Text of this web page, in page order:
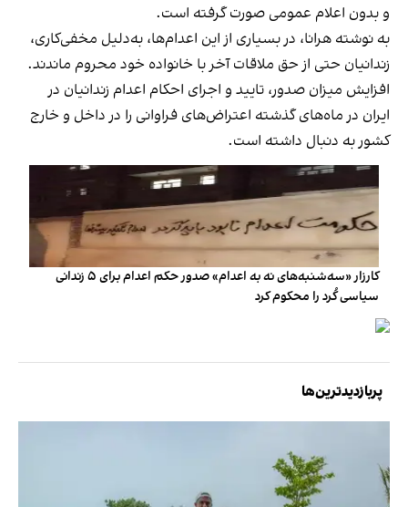
و بدون اعلام عمومی صورت گرفته است.
به نوشته هرانا، در بسیاری از این اعدام‌ها، به‌دلیل مخفی‌کاری،
زندانیان حتی از حق ملاقات آخر با خانواده خود محروم ماندند.
افزایش میزان صدور، تایید و اجرای احکام اعدام زندانیان در
ایران در ماه‌های گذشته اعتراض‌های فراوانی را در داخل و خارج
کشور به دنبال داشته است.
کارزار «سه‌شنبه‌های نه به اعدام» صدور حکم اعدام برای ۵ زندانی
سیاسی کُرد را محکوم کرد
پربازدیدترین‌ها